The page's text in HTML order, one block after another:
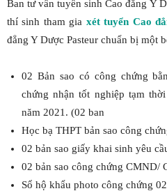
Ban tư vấn tuyển sinh Cao đẳng Y
thí sinh tham gia xét tuyển Cao
đẳng Y Dược Pasteur chuẩn bị một
02 Bản sao có công chứng
chứng nhận tốt nghiệp tạm
năm 2021. (02 ban
Học bạ THPT bản sao công
02 bản sao giấy khai sinh yêu
02 bản sao công chứng CMND/
Sổ hộ khẩu photo công chứng